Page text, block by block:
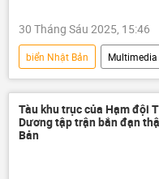
30 Tháng Sáu 2025, 15:46
biển Nhật Bản
Multimedia
cuộc tập trận
Thái
Hạm đội Thái Bình Dương
Bộ Quốc phòng Nga
Tàu khu trục của Hạm đội
Dương tập trận bắn đạn
Bản